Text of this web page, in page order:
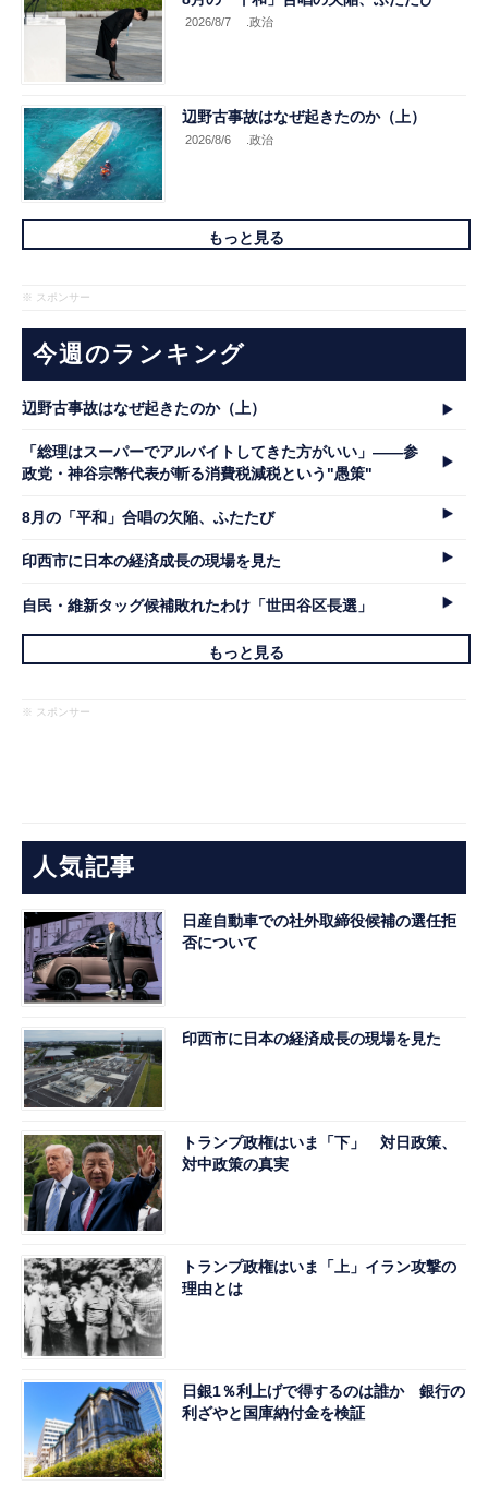
2026/8/7 .政治
辺野古事故はなぜ起きたのか（上）
2026/8/6 .政治
もっと見る
※ スポンサー
今週のランキング
辺野古事故はなぜ起きたのか（上）
「総理はスーパーでアルバイトしてきた方がいい」――参
政党・神谷宗幣代表が斬る消費税減税という"愚策"
8月の「平和」合唱の欠陥、ふたたび
印西市に日本の経済成長の現場を見た
自民・維新タッグ候補敗れたわけ「世田谷区長選」
もっと見る
※ スポンサー
人気記事
日産自動車での社外取締役候補の選任拒
否について
印西市に日本の経済成長の現場を見た
トランプ政権はいま「下」 対日政策、
対中政策の真実
トランプ政権はいま「上」イラン攻撃の
理由とは
日銀1％利上げで得するのは誰か 銀行の
利ざやと国庫納付金を検証